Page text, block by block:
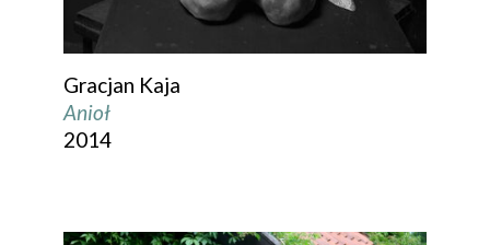
Gracjan Kaja
Anioł
2014